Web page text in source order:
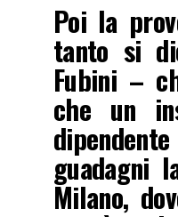
Poi la
tanto si
Fubini –
che un
guadagni
Milano,